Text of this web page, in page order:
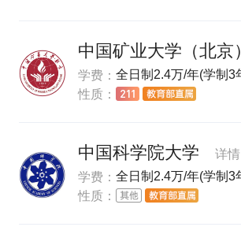
中国矿业大学（北京）
学费： 全日制2.4万/年(学制3
性质：
中国科学院大学
详
学费： 全日制2.4万/年(学制3
性质：